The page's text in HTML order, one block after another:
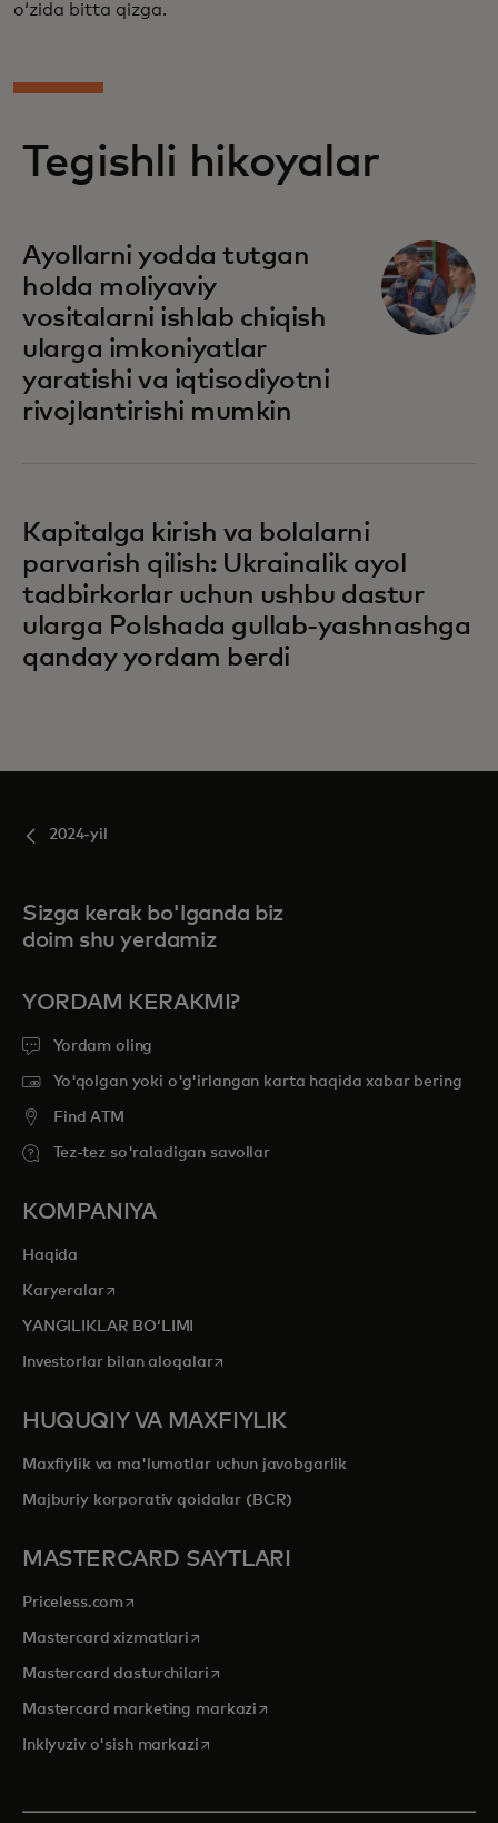
oʻzida bitta qizga.
Tegishli hikoyalar
Ayollarni yodda tutgan
holda moliyaviy
vositalarni ishlab chiqish
ularga imkoniyatlar
yaratishi va iqtisodiyotni
rivojlantirishi mumkin
Kapitalga kirish va bolalarni
parvarish qilish: Ukrainalik ayol
tadbirkorlar uchun ushbu dastur
ularga Polshada gullab-yashnashga
qanday yordam berdi
2024-yil
Sizga kerak bo'lganda biz
doim shu yerdamiz
YORDAM KERAKMI?
Yordam oling
Yo'qolgan yoki o'g'irlangan karta haqida xabar bering
Find ATM
Tez-tez so'raladigan savollar
KOMPANIYA
Haqida
Karyeralaropens in a new tab
YANGILIKLAR BOʻLIMI
Investorlar bilan aloqalaropens in a new tab
HUQUQIY VA MAXFIYLIK
Maxfiylik va ma'lumotlar uchun javobgarlik
Majburiy korporativ qoidalar (BCR)
MASTERCARD SAYTLARI
Priceless.com opens in a new tab
Mastercard xizmatlari opens in a new tab
Mastercard dasturchilariopens in a new tab
Mastercard marketing markazi opens in a new tab
Inklyuziv o'sish markaziopens in a new tab